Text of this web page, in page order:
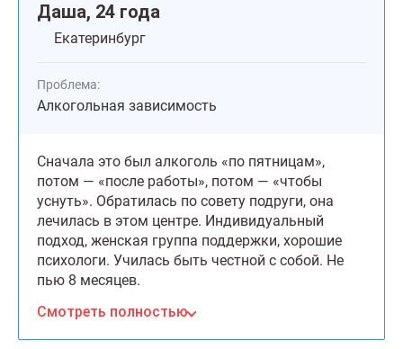
Даша, 24 года
Екатеринбург
Проблема:
Алкогольная зависимость
Сначала это был алкоголь «по пятницам»,
потом — «после работы», потом — «чтобы
уснуть». Обратилась по совету подруги, она
лечилась в этом центре. Индивидуальный
подход, женская группа поддержки, хорошие
психологи. Училась быть честной с собой. Не
пью 8 месяцев.
Смотреть полностью